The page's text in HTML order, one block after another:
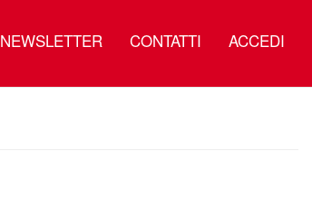
NEWSLETTER CONTATTI ACCEDI